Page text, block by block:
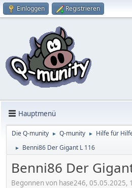
Einloggen Registrieren
Hauptmenü
Die Q-munity ► Q-munity ► Hilfe für
► Benni86 Der Gigant L 116
Benni86 Der
Begonnen von hase246, 05.05.2025,